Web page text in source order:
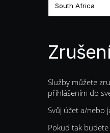
South Africa
Služby můžete
přihlášením do
Svůj účet a/nebo
Pokud tak